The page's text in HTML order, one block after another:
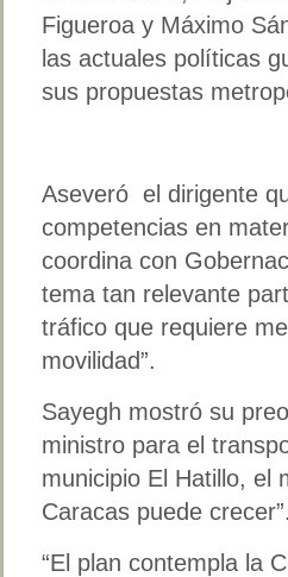
Figueroa y Máximo
las actuales políticas
sus propuestas
Aseveró el dirigente
competencias en
coordina con
tema tan relevante
tráfico que requiere
movilidad”.
Sayegh mostró su
ministro para el
municipio El Hatillo, el
Caracas puede crecer”.
“El plan contempla la